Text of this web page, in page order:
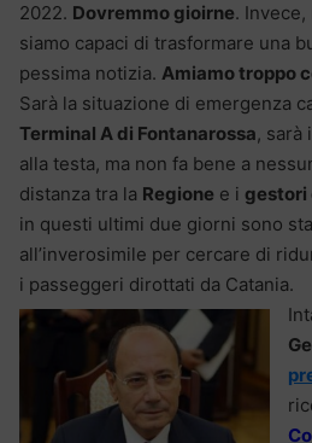
2022. Dovremmo gioirne.
siamo capaci di trasformare una
pessima notizia. Amiamo troppo
Sarà la situazione di emergenza
Terminal A di Fontanarossa, sarà
alla testa, ma non fa bene a
distanza tra la Regione e i gestori
in questi ultimi due giorni sono
all’inverosimile per cercare di
i passeggeri dirottati da Catania.